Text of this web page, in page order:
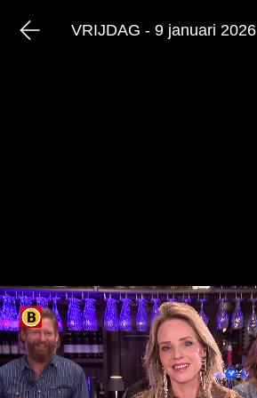
VRIJDAG - 9 januari 2026